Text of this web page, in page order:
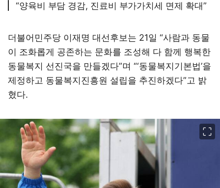
“양육비 부담 경감, 진료비 부가가치세 면제 확대”
더불어민주당 이재명 대선후보는 21일 “사람과 동물
이 조화롭게 공존하는 문화를 조성해 다 함께 행복한
동물복지 선진국을 만들겠다”며 “‘동물복지기본법’을
제정하고 동물복지진흥원 설립을 추진하겠다”고 밝
혔다.